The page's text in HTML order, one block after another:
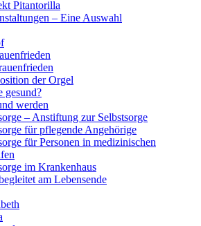
Pitantorilla
– Eine Auswahl
der Orgel
gesund?
werden
– Anstiftung zur Selbstsorge
für pflegende Angehörige
für Personen in medizinischen
im Krankenhaus
am Lebensende